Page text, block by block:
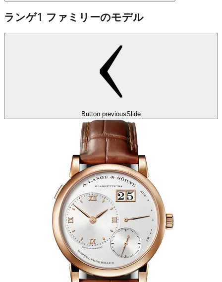
ランゲ1 ファミリーのモデル
Button.previousSlide